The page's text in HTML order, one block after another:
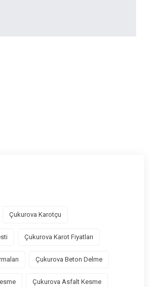
Çukurova Karotçu
Çukurova Karot Fiyatları
Çukurova Beton Delme
Çukurova Asfalt Kesme